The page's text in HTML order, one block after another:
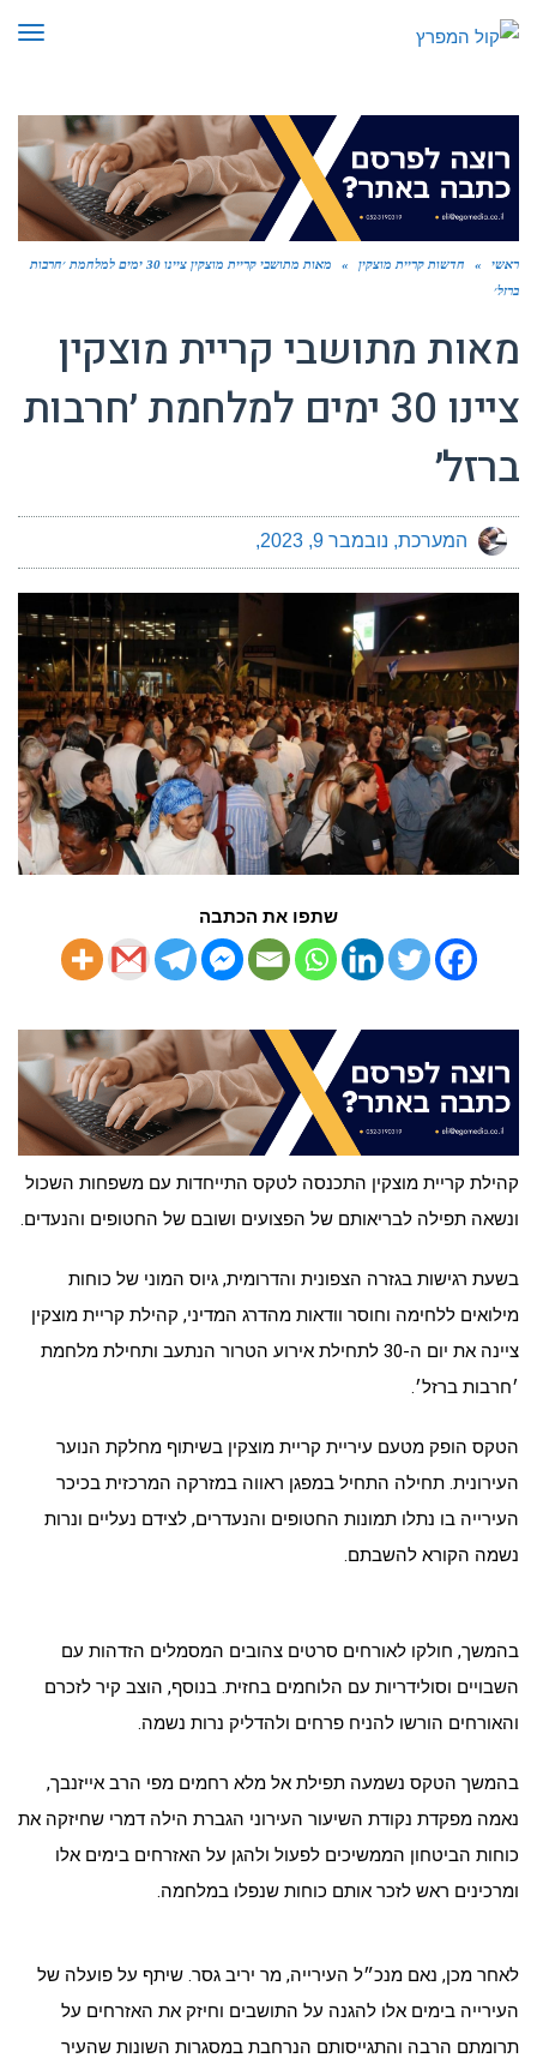
ראשי » חדשות קריית מוצקין »
מאות מתושבי קריית מוצקין ציינו 30 ימים למלחמת ׳חרבות
ברזל׳
מאות מתושבי קריית מוצקין
ציינו 30 ימים למלחמת ׳חרבות
ברזל׳
המערכת נובמבר 9, 2023
שתפו את הכתבה
קהילת קריית מוצקין התכנסה לטקס התייחדות עם משפחות השכול
ונשאה תפילה לבריאותם של הפצועים ושובם של החטופים והנעדים.
בשעת רגישות בגזרה הצפונית והדרומית, גיוס המוני של כוחות
מילואים ללחימה וחוסר וודאות מהדרג המדיני, קהילת קריית מוצקין
ציינה את יום ה-30 לתחילת אירוע הטרור הנתעב ותחילת מלחמת
׳חרבות ברזל׳.
הטקס הופק מטעם עיריית קריית מוצקין בשיתוף מחלקת הנוער
העירונית. תחילה התחיל במפגן ראווה במזרקה המרכזית בכיכר
העירייה בו נתלו תמונות החטופים והנעדרים, לצידם נעליים ונרות
נשמה הקורא להשבתם.
בהמשך, חולקו לאורחים סרטים צהובים המסמלים הזדהות עם
השבויים וסולידריות עם הלוחמים בחזית. בנוסף, הוצב קיר לזכרם
והאורחים הורשו להניח פרחים ולהדליק נרות נשמה.
בהמשך הטקס נשמעה תפילת אל מלא רחמים מפי הרב אייזנבך,
נאמה מפקדת נקודת השיעור העירוני הגברת הילה דמרי שחיזקה את
כוחות הביטחון הממשיכים לפעול ולהגן על האזרחים בימים אלו
ומרכינים ראש לזכר אותם כוחות שנפלו במלחמה.
לאחר מכן, נאם מנכ״ל העירייה, מר יריב גסר. שיתף על פועלה של
העירייה בימים אלו להגנה על התושבים וחיזק את האזרחים על
תרומתם הרבה והתגייסותם הנרחבת במסגרות השונות שהעיר